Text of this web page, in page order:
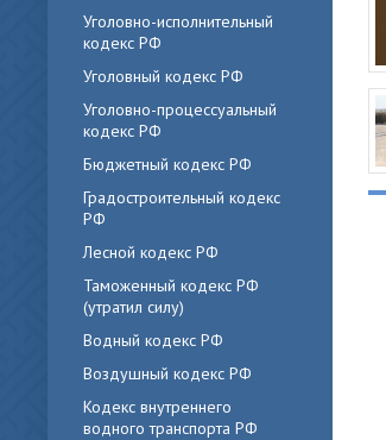
Уголовно-исполнительный
кодекс РФ
Уголовный кодекс РФ
Уголовно-процессуальный
кодекс РФ
Бюджетный кодекс РФ
Градостроительный кодекс
РФ
Лесной кодекс РФ
Таможенный кодекс РФ
(утратил силу)
Водный кодекс РФ
Воздушный кодекс РФ
Кодекс внутреннего
водного транспорта РФ